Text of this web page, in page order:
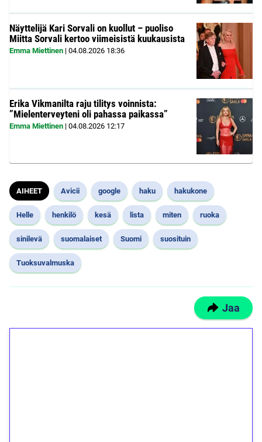
Näyttelijä Kari Sorvali on kuollut – puoliso
Miitta Sorvali kertoo viimeisistä kuukausista
Emma Miettinen | 04.08.2026 18:36
Erika Vikmanilta raju tilitys voinnista:
”Mielenterveyteni oli pahassa paikassa”
Emma Miettinen | 04.08.2026 12:17
AIHEET Avicii google haku hakukone
Helle henkilö kesä lista miten ruoka
sinilevä suomalaiset Suomi suosituin
Tuoksuvalmuska
Jaa